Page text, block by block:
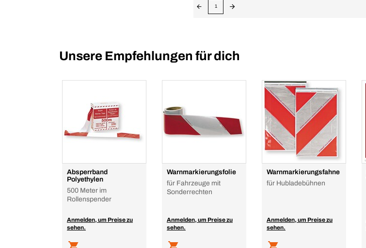
1
Unsere Empfehlungen für dich
Absperrband
Polyethylen
500 Meter im
Rollenspender
Anmelden, um Preise zu
sehen.
Warnmarkierungsfolie
für Fahrzeuge mit
Sonderrechten
Anmelden, um Preise zu
sehen.
Warnmarkierungsfahne
für Hubladebühnen
Anmelden, um Preise zu
sehen.